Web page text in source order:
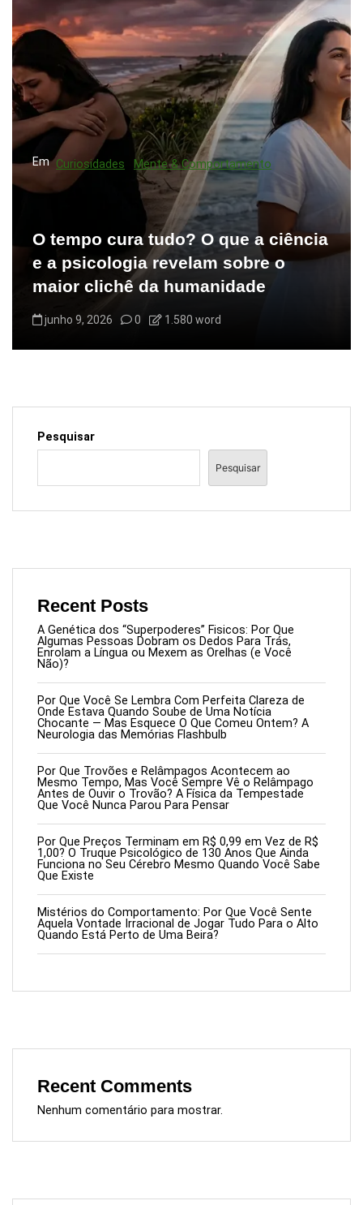
Em Curiosidades Mente & Comportamento
O tempo cura tudo? O que a ciência
e a psicologia revelam sobre o
maior clichê da humanidade
junho 9, 2026 0 1.580 word
Pesquisar
Pesquisar
Recent Posts
A Genética dos “Superpoderes” Fisicos: Por Que
Algumas Pessoas Dobram os Dedos Para Trás,
Enrolam a Língua ou Mexem as Orelhas (e Você
Não)?
Por Que Você Se Lembra Com Perfeita Clareza de
Onde Estava Quando Soube de Uma Notícia
Chocante — Mas Esquece O Que Comeu Ontem? A
Neurologia das Memórias Flashbulb
Por Que Trovões e Relâmpagos Acontecem ao
Mesmo Tempo, Mas Você Sempre Vê o Relâmpago
Antes de Ouvir o Trovão? A Física da Tempestade
Que Você Nunca Parou Para Pensar
Por Que Preços Terminam em R$ 0,99 em Vez de R$
1,00? O Truque Psicológico de 130 Anos Que Ainda
Funciona no Seu Cérebro Mesmo Quando Você Sabe
Que Existe
Mistérios do Comportamento: Por Que Você Sente
Aquela Vontade Irracional de Jogar Tudo Para o Alto
Quando Está Perto de Uma Beira?
Recent Comments
Nenhum comentário para mostrar.